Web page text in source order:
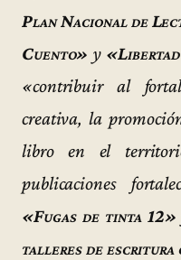
Plan Nacional de
Cuento» y
«contribuir al
creativa, la
libro en el
publicaciones
«Fugas de tinta 12»
talleres de escritura